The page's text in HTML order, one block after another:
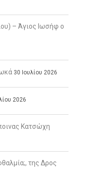
– Άγιος Ιωσήφ ο
30 Ιουλίου 2026
2026
Κατσώχη
της Δρος